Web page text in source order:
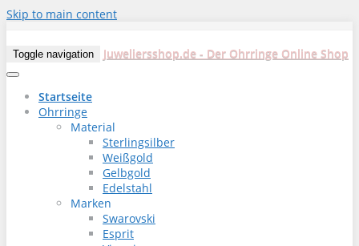
Skip to main content
Toggle navigation Juweliersshop.de - Der Ohrringe Online Shop
Startseite
Ohrringe
Material
Sterlingsilber
Weißgold
Gelbgold
Edelstahl
Marken
Swarovski
Esprit